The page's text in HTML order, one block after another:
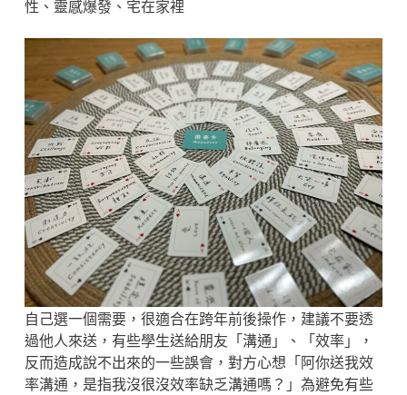
性、靈感爆發、宅在家裡
自己選一個需要，很適合在跨年前後操作，建議不要透
過他人來送，有些學生送給朋友「溝通」、「效率」，
反而造成說不出來的一些誤會，對方心想「阿你送我效
率溝通，是指我沒很沒效率缺乏溝通嗎？」為避免有些